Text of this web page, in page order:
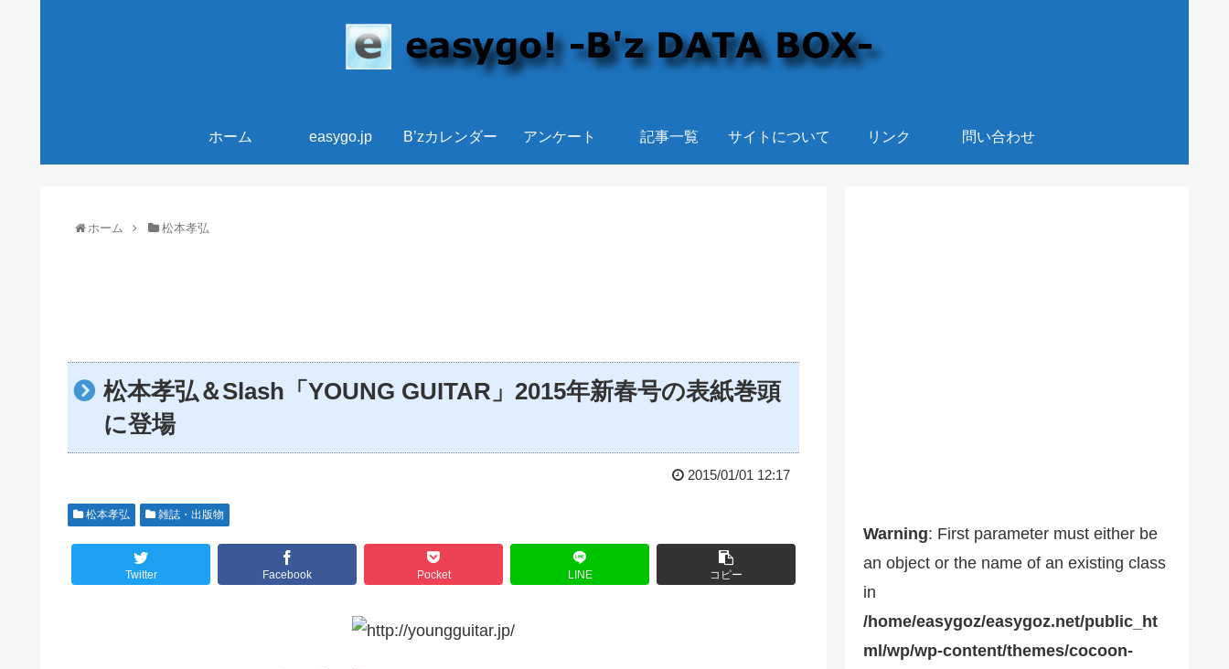
ホーム easygo.jp B’zカレンダー アンケート 記事一覧 サイトについて リンク 問い合わせ
ホーム 松本孝弘
松本孝弘＆Slash「YOUNG GUITAR」2015年新春号の表紙巻頭
に登場
2015/01/01 12:17
松本孝弘 雑誌・出版物
Twitter Facebook Pocket LINE コピー
Warning: First parameter must either be
an object or the name of an existing class
in
/home/easygoz/easygoz.net/public_ht
ml/wp/wp-content/themes/cocoon-